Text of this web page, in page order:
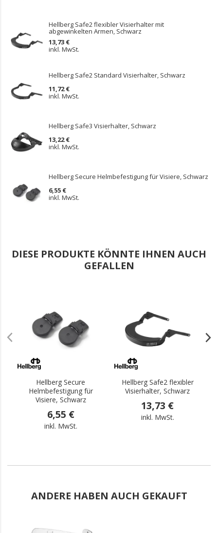
Hellberg Safe2 flexibler Visierhalter mit
abgewinkelten Armen, Schwarz
13,73 €
inkl. MwSt.
Hellberg Safe2 Standard Visierhalter, Schwarz
11,72 €
inkl. MwSt.
Hellberg Safe3 Visierhalter, Schwarz
13,22 €
inkl. MwSt.
Hellberg Secure Helmbefestigung für Visiere, Schwarz
6,55 €
inkl. MwSt.
DIESE PRODUKTE KÖNNTE IHNEN AUCH
GEFALLEN
Hellberg Secure
Helmbefestigung für
Visiere, Schwarz
6,55 €
inkl. MwSt.
Hellberg Safe2 flexibler
Visierhalter, Schwarz
13,73 €
inkl. MwSt.
ANDERE HABEN AUCH GEKAUFT